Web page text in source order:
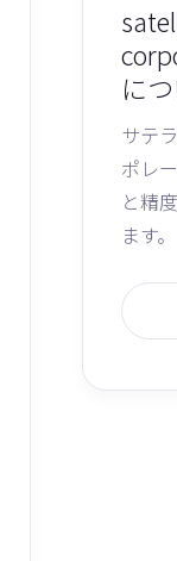
に
サテ
ポレ
と精
ます。